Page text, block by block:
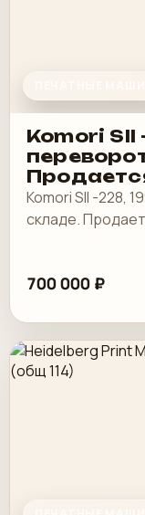
Komori SII
Komori SII -228,
складе.
700 000 ₽